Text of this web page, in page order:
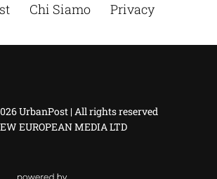
Chi Siamo
Privacy
UrbanPost | All rights reserved
EUROPEAN MEDIA LTD